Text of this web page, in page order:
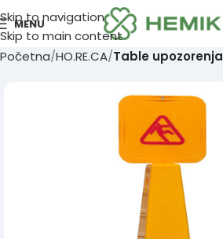
Skip to navigation
Skip to main content
MENU
Početna HO.RE.CA Table upozorenja